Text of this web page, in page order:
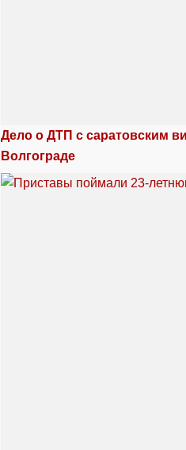
Дело о ДТП с саратовским
Волгограде